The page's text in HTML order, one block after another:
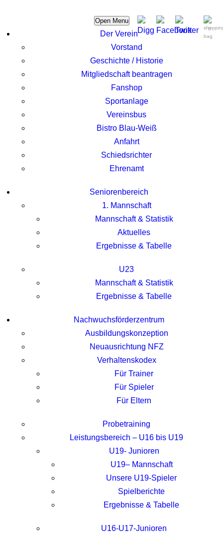
0
Open Menu
Der Verein
Vorstand
Geschichte / Historie
Mitgliedschaft beantragen
Fanshop
Sportanlage
Vereinsbus
Bistro Blau-Weiß
Anfahrt
Schiedsrichter
Ehrenamt
Seniorenbereich
1. Mannschaft
Mannschaft & Statistik
Aktuelles
Ergebnisse & Tabelle
U23
Mannschaft & Statistik
Ergebnisse & Tabelle
Nachwuchsförderzentrum
Ausbildungskonzeption
Neuausrichtung NFZ
Verhaltenskodex
Für Trainer
Für Spieler
Für Eltern
Probetraining
Leistungsbereich – U16 bis U19
U19- Junioren
U19– Mannschaft
Unsere U19-Spieler
Spielberichte
Ergebnisse & Tabelle
U16-U17-Junioren